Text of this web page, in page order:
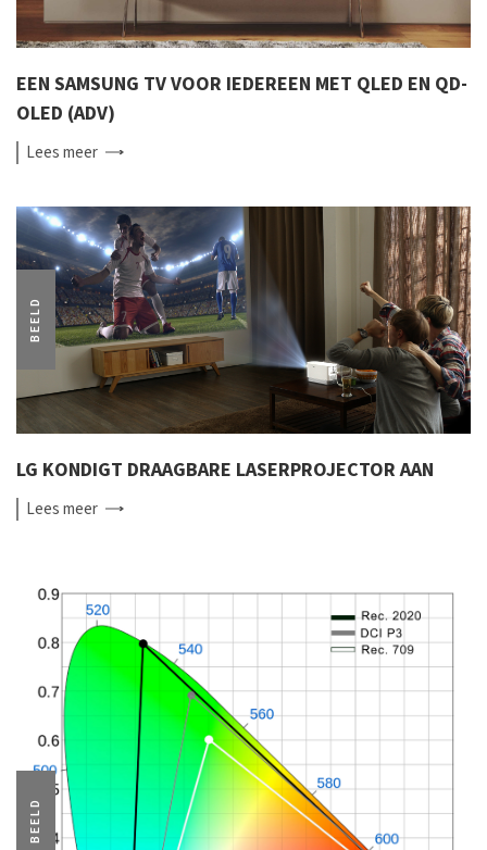
EEN SAMSUNG TV VOOR IEDEREEN MET QLED EN QD-
OLED (ADV)
Leesmeer
BEELD
LG KONDIGT DRAAGBARE LASERPROJECTOR AAN
Leesmeer
BEELD